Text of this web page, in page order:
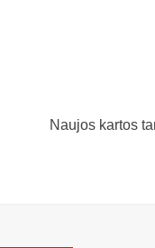
Naujos kartos